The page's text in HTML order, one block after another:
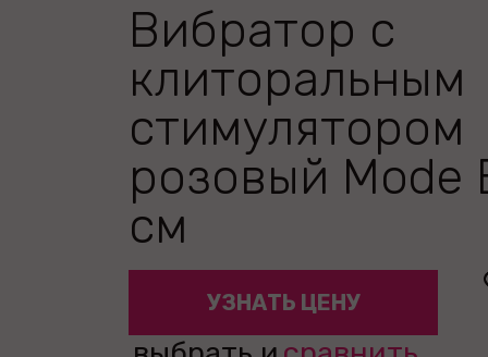
Вибратор с
клиторальным
стимулятором
розовый Mode
см
УЗНАТЬ ЦЕНУ